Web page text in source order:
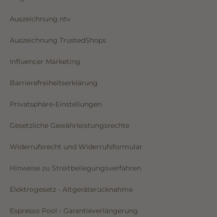
Auszeichnung ntv
Auszeichnung TrustedShops
Influencer Marketing
Barrierefreiheitserklärung
Privatsphäre-Einstellungen
Gesetzliche Gewährleistungsrechte
Widerrufsrecht und Widerrufsformular
Hinweise zu Streitbeilegungsverfahren
Elektrogesetz - Altgeräterücknahme
Espresso Pool - Garantieverlängerung